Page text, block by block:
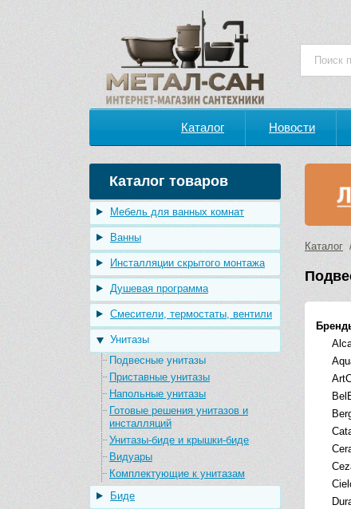
Каталог Новости
Каталог товаров
Мебель для ванных комнат
Ванны
Инсталляции скрытого монтажа
Душевая программа
Смесители, термостаты, вентили
Унитазы
Подвесные унитазы
Приставные унитазы
Напольные унитазы
Готовые решения унитазов и
инсталляций
Унитазы-биде и крышки-биде
Видуары
Комплектующие к унитазам
Биде
Каталог